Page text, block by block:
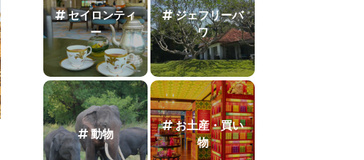
セイロンティ
ー
ジェフリーバ
ワ
動物
お土産・買い
物